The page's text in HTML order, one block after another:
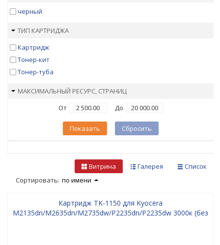
черный
ТИП КАРТРИДЖА
Картридж
Тонер-кит
Тонер-туба
МАКСИМАЛЬНЫЙ РЕСУРС, СТРАНИЦ
От
До
Показать Сбросить
Список
Галерея
Витрина
Сортировать: по имени
Картридж TK-1150 для Kyocera
M2135dn/M2635dn/M2735dw/P2235dn/P2235dw 3000к (без